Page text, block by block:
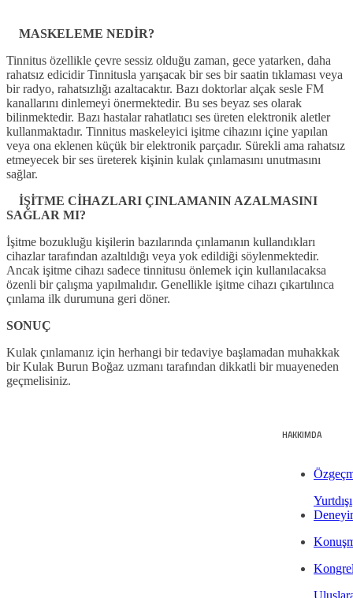
MASKELEME NEDİR?
Tinnitus özellikle çevre sessiz olduğu zaman, gece yatarken, daha
rahatsız edicidir Tinnitusla yarışacak bir ses bir saatin tıklaması veya
bir radyo, rahatsızlığı azaltacaktır. Bazı doktorlar alçak sesle FM
kanallarını dinlemeyi önermektedir. Bu ses beyaz ses olarak
bilinmektedir. Bazı hastalar rahatlatıcı ses üreten elektronik aletler
kullanmaktadır. Tinnitus maskeleyici işitme cihazını içine yapılan
veya ona eklenen küçük bir elektronik parçadır. Sürekli ama rahatsız
etmeyecek bir ses üreterek kişinin kulak çınlamasını unutmasını
sağlar.
İŞİTME CİHAZLARI ÇINLAMANIN AZALMASINI
SAĞLAR MI?
İşitme bozukluğu kişilerin bazılarında çınlamanın kullandıkları
cihazlar tarafından azaltıldığı veya yok edildiği söylenmektedir.
Ancak işitme cihazı sadece tinnitusu önlemek için kullanılacaksa
özenli bir çalışma yapılmalıdır. Genellikle işitme cihazı çıkartılınca
çınlama ilk durumuna geri döner.
SONUÇ
Kulak çınlamanız için herhangi bir tedaviye başlamadan muhakkak
bir Kulak Burun Boğaz uzmanı tarafından dikkatli bir muayeneden
geçmelisiniz.
HAKKIMDA
Yurtdışı